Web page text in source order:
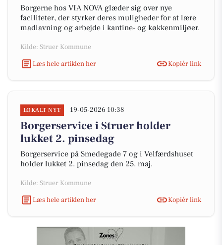
Borgerne hos VIA NOVA glæder sig over nye
faciliteter, der styrker deres muligheder for at lære
madlavning og arbejde i kantine- og køkkenmiljøer.
Kilde: Struer Kommune
Læs hele artiklen her
Kopiér link
LOKALT NYT 19-05-2026 10:38
Borgerservice i Struer holder
lukket 2. pinsedag
Borgerservice på Smedegade 7 og i Velfærdshuset
holder lukket 2. pinsedag den 25. maj.
Kilde: Struer Kommune
Læs hele artiklen her
Kopiér link